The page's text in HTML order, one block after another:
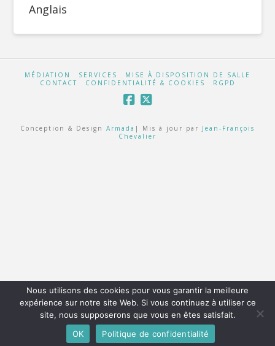
Anglais
MÉDIATION SERVICES
MISE À DISPOSITION DE SALLE
CONTACT
CONFIDENTIALITÉ & COOKIES RGPD
Conception & Design Armada | Mis à jour par Jean-François
Chevalier
Nous utilisons des cookies pour vous garantir la meilleure
expérience sur notre site Web. Si vous continuez à utiliser ce
site, nous supposerons que vous en êtes satisfait.
OK
Politique de confidentialité